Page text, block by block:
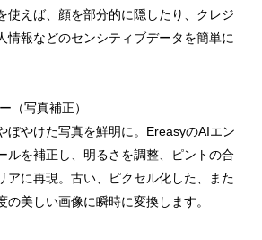
使えば、顔を部分的に隠したり、クレジ
情報などのセンシティブデータを簡単に
（写真補正）
ぼやけた写真を鮮明に。EreasyのAIエン
ルを補正し、明るさを調整、ピントの合
アに再現。古い、ピクセル化した、また
の美しい画像に瞬時に変換します。